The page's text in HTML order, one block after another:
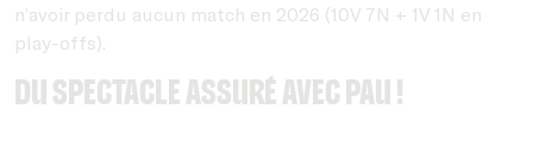
n’avoir perdu aucun match en 2026 (10V 7N + 1V 1N en
play-offs).
Du spectacle assuré avec Pau !